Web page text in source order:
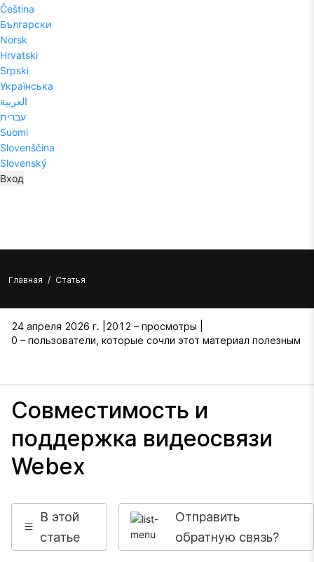
Čeština
Български
Norsk
Hrvatski
Srpski
Українська
العربية
עברית
Suomi
Slovenščina
Slovenský
Вход
Главная / Статья
24 апреля 2026 г. |
2012 – просмотры |
0 – пользователи, которые сочли этот материал полезным
Совместимость и
поддержка видеосвязи
Webex
В этой
статье
Отправить
обратную связь?